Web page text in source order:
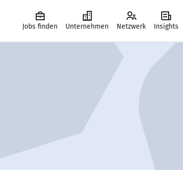
Jobs finden Unternehmen Netzwerk Insights